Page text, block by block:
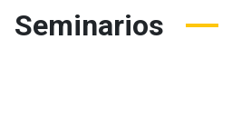
Seminarios